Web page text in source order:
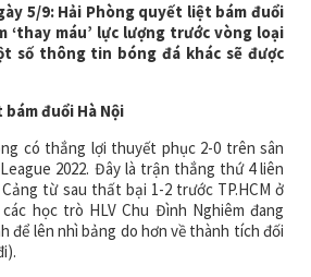
5/9: Hải Phòng quyết liệt bám đuổi
‘thay máu’ lực lượng trước vòng loại
số thông tin bóng đá khác sẽ được
đuổi Hà Nội
có thắng lợi thuyết phục 2-0 trên sân
2022. Đây là trận thắng thứ 4 liên
từ sau thất bại 1-2 trước TP.HCM ở
học trò HLV Chu Đình Nghiêm đang
để lên nhì bảng do hơn về thành tích đối